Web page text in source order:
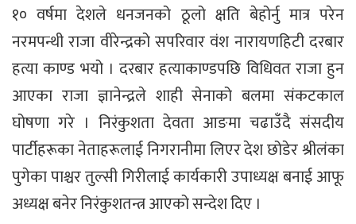
१० वर्षमा देशले धनजनको ठूलो क्षति बेहोर्नु मात्र परेन
नरमपन्थी राजा वीरेन्द्रको सपरिवार वंश नारायणहिटी दरबार
हत्या काण्ड भयो । दरबार हत्याकाण्डपछि विधिवत राजा हुन
आएका राजा ज्ञानेन्द्रले शाही सेनाको बलमा संकटकाल
घोषणा गरे । निरंकुशता देवता आङमा चढाउँदै संसदीय
पार्टीहरूका नेताहरूलाई निगरानीमा लिएर देश छोडेर श्रीलंका
पुगेका पाश्चर तुल्सी गिरीलाई कार्यकारी उपाध्यक्ष बनाई आफू
अध्यक्ष बनेर निरंकुशतन्त्र आएको सन्देश दिए ।